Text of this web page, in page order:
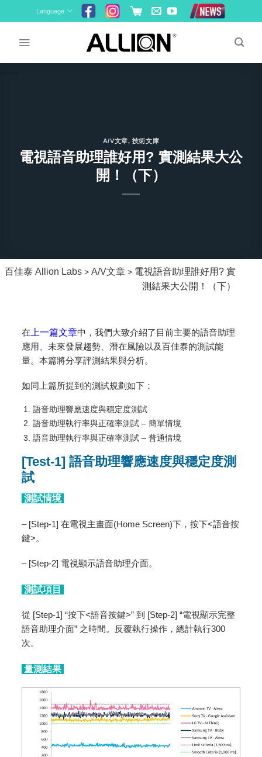
to
Language
A/V文章, 技術文庫
電視語音助理誰好用? 實測結果大公
開！（下）
百佳泰 Allion Labs >A/V文章 > 電視語音助理誰好用? 實
測結果大公開！（下）
在 上一篇文章中，我們大致介紹了目前主要的語音助理
應用、未來發展趨勢、潛在風險以及百佳泰的測試能
量。本篇將分享評測結果與分析。
如同上篇所提到的測試規劃如下：
語音助理響應速度與穩定度測試
語音助理執行率與正確率測試 – 簡單情境
語音助理執行率與正確率測試 – 普通情境
[Test-1] 語音助理響應速度與穩定度測
試
測試情境
– [Step-1] 在電視主畫面(Home Screen)下，按下<語音按
鍵>。
– [Step-2] 電視顯示語音助理介面。
測試項目
從 [Step-1] “按下<語音按鍵>” 到 [Step-2] “電視顯示完整
語音助理介面” 之時間。反覆執行操作，總計執行300
次。
量測結果